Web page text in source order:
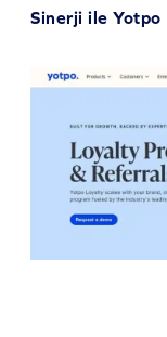
Sinerji ile Yotpo